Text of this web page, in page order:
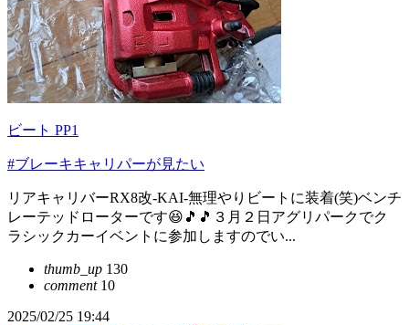
ビート PP1
#ブレーキキャリパーが見たい
リアキャリバーRX8改-KAI-無理やりビートに装着(笑)ベンチ
レーテッドローターです😆🎵🎵３月２日アグリパークでク
ラシックカーイベントに参加しますのでい...
thumb_up 130
comment10
2025/02/25 19:44